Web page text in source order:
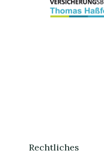
Rechtliches